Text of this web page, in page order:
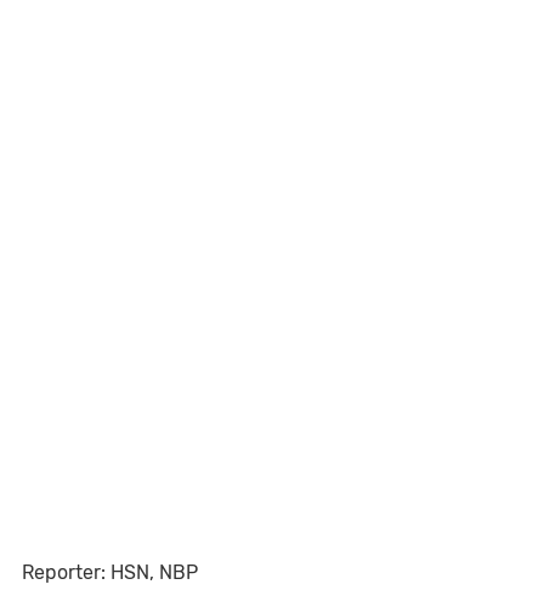
Reporter: HSN, NBP